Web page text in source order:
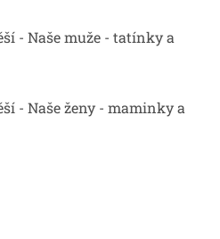
- Naše muže - tatínky a
- Naše ženy - maminky a